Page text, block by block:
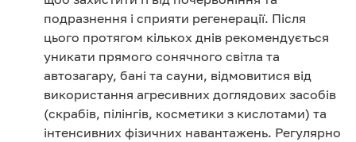
подразнення і сприяти регенерації. Після
цього протягом кількох днів рекомендується
уникати прямого сонячного світла та
автозагару, бані та сауни, відмовитися від
використання агресивних доглядових засобів
(скрабів, пілінгів, косметики з кислотами) та
інтенсивних фізичних навантажень. Регулярно